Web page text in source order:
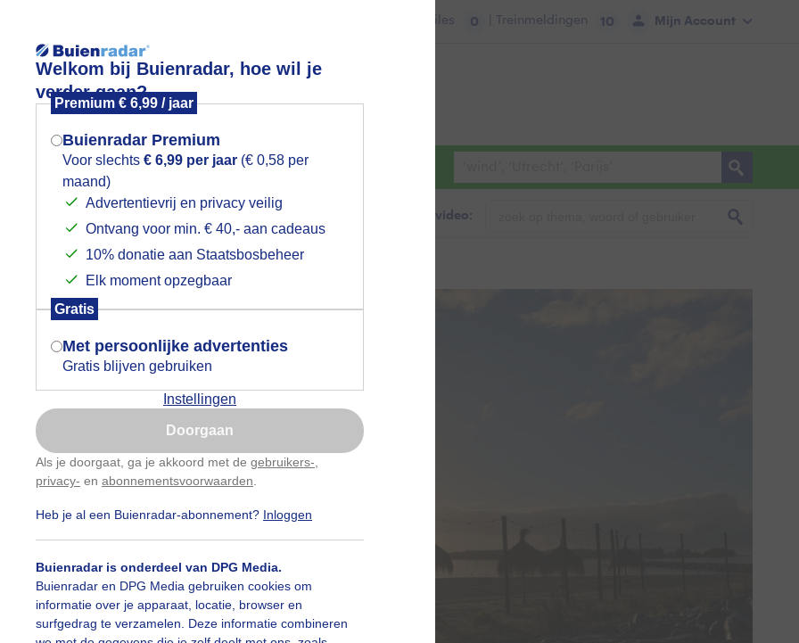
Welkom bij Buienradar, hoe wil je
verder gaan?
Premium € 6,99 / jaar
Buienradar Premium
Voor slechts € 6,99 per jaar (€ 0,58 per
maand)
Advertentievrij en privacy veilig
Ontvang voor min. € 40,- aan cadeaus
10% donatie aan Staatsbosbeheer
Elk moment opzegbaar
Gratis
Met persoonlijke advertenties
Gratis blijven gebruiken
Instellingen
Doorgaan
Als je doorgaat, ga je akkoord met de gebruikers-
privacy- en abonnementsvoorwaarden
Heb je al een Buienradar-abonnement? Inloggen
Buienradar is onderdeel van DPG Media.
Buienradar en DPG Media gebruiken cookies om
informatie over je apparaat, locatie, browser en
surfgedrag te verzamelen. Deze informatie combineren
Mijn Account
Files 0 | Treinmeldingen 10
Foto en video Weerzine
Zoeken in foto & video:
Mogen we je locatie gebruiken voor
het weer?
Indien je hier nog geen akkoord op hebt
gegeven, verschijnt er zo een pop-up uit
je browser waarin deze toestemming
gevraagd wordt.
Is goed, toon de popup
Nu niet, misschien later
Gebruik je Safari en wil je niet elke dag deze pop-up
Klikhierom dit aan te passen